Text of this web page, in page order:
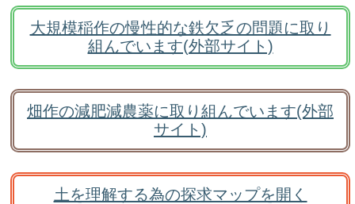
大規模稲作の慢性的な鉄欠乏の問題に取り
組んでいます(外部サイト)
畑作の減肥減農薬に取り組んでいます(外部
サイト)
土を理解する為の探求マップを開く